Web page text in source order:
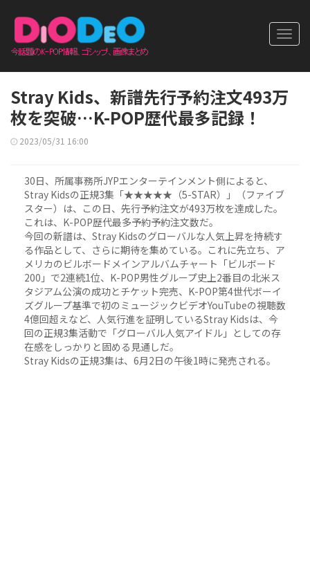
Stray Kids、新譜先行予約注文493万
枚を突破…K-POP歴代最多記録！
2023/05/31 16:00
30日、所属事務所JYPエンターテインメント側によると、
Stray Kidsの正規3集「★★★★★（5-STAR）」（ファイブ
スター）は、この日、先行予約注文が493万枚を達成した。
これは、K-POP歴代最多予約予約注文数だ。
今回の新譜は、Stray Kidsのグローバルな人気上昇を持続す
る作品として、さらに期待を集めている。これに先立ち、ア
メリカのビルボードメインアルバムチャート「ビルボード
200」で2連続1位、K-POP男性グループ史上2番目の北米ス
タジアム公演の成功とチケット完売、K-POP第4世代ボーイ
ズグループ基準で初のミュージックビデオYouTubeの視聴数
4億回超えなど、人気行進を証明しているStray Kidsは、今
回の正規3集活動で「グローバル人気アイドル」としての存
在感をしっかりと固める見通しだ。
Stray Kidsの正規3集は、6月2日の午後1時に発売される。